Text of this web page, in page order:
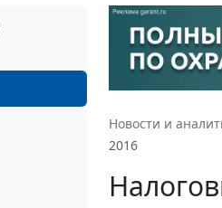
Новости и
2016